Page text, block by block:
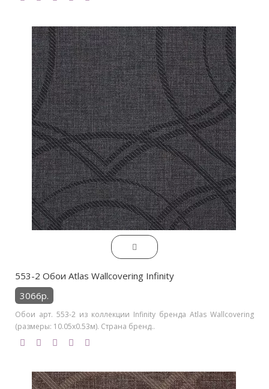
553-2 Обои Atlas Wallcovering Infinity
3066р.
Обои арт. 553-2 из коллекции Infinity бренда Atlas Wallcovering
(размеры: 10.05х0.53м). Страна бренд..